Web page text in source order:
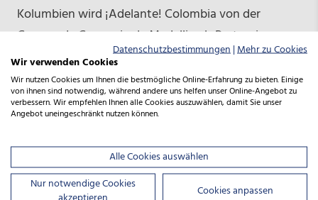
Kolumbien wird ¡Adelante! Colombia von der
Camara de Comercio de Medellin als Partnerin vor
Ort für die Ansprache und Rekrutierung der
Fachkräfte, die Visaverfahren und die
Deutschförderung getragen. Alle künftigen
Adelante-Fachkräfte müssen eine passende
abgeschlossene Berufsausbildung in Kolumbien
haben und sich im Vorfeld der Einreise das
Sprachniveau B1 in der deutschen Sprache aneignen.
Datenschutzbestimmungen|Mehr zu Cookies
Wir verwenden Cookies
Wir nutzen Cookies um Ihnen die bestmögliche Online-Erfahrung zu bieten. Einige
von ihnen sind notwendig, während andere uns helfen unser Online-Angebot zu
verbessern. Wir empfehlen Ihnen alle Cookies auszuwählen, damit Sie unser
Angebot uneingeschränkt nutzen können.
Alle Cookies auswählen
Nur notwendige Cookies
Cookies anpassen